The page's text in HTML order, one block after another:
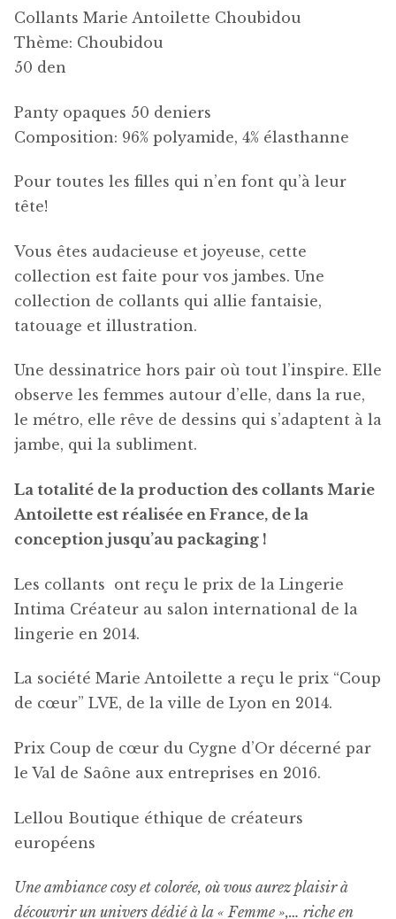
Collants Marie Antoilette Choubidou
Thème: Choubidou
50 den
Panty opaques 50 deniers
Composition: 96% polyamide, 4% élasthanne
Pour toutes les filles qui n’en font qu’à leur
tête!
Vous êtes audacieuse et joyeuse, cette
collection est faite pour vos jambes. Une
collection de collants qui allie fantaisie,
tatouage et illustration.
Une dessinatrice hors pair où tout l’inspire. Elle
observe les femmes autour d’elle, dans la rue,
le métro, elle rêve de dessins qui s’adaptent à la
jambe, qui la subliment.
La totalité de la production des collants Marie
Antoilette est réalisée en France, de la
conception jusqu’au packaging !
Les collants ont reçu le prix de la Lingerie
Intima Créateur au salon international de la
lingerie en 2014.
La société Marie Antoilette a reçu le prix “Coup
de cœur” LVE, de la ville de Lyon en 2014.
Prix Coup de cœur du Cygne d’Or décerné par
le Val de Saône aux entreprises en 2016.
Lellou Boutique éthique de créateurs
européens
Une ambiance cosy et colorée, où vous aurez plaisir à
découvrir un univers dédié à la « Femme »,… riche en